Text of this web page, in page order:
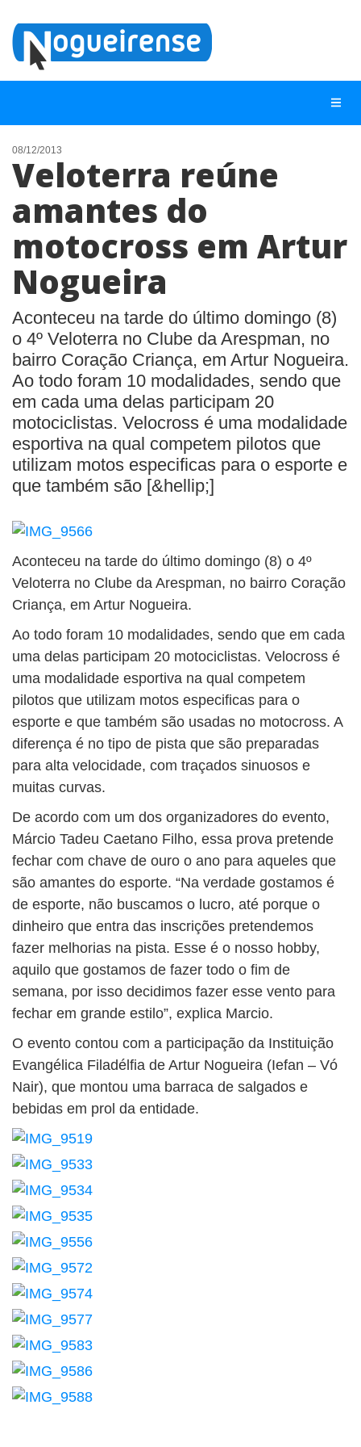
NOTÍCIAS
LISTA DIGITAL
TELEFONES ÚTEIS
CONTATO
ANUNCIE
BUSCAR
08/12/2013
Veloterra reúne
amantes do
motocross em Artur
Nogueira
Aconteceu na tarde do último domingo (8)
o 4º Veloterra no Clube da Arespman, no
bairro Coração Criança, em Artur Nogueira.
Ao todo foram 10 modalidades, sendo que
em cada uma delas participam 20
motociclistas. Velocross é uma modalidade
esportiva na qual competem pilotos que
utilizam motos especificas para o esporte e
que também são [&hellip;]
Aconteceu na tarde do último domingo (8) o 4º
Veloterra no Clube da Arespman, no bairro Coração
Criança, em Artur Nogueira.
Ao todo foram 10 modalidades, sendo que em cada
uma delas participam 20 motociclistas. Velocross é
uma modalidade esportiva na qual competem
pilotos que utilizam motos especificas para o
esporte e que também são usadas no motocross. A
diferença é no tipo de pista que são preparadas
para alta velocidade, com traçados sinuosos e
muitas curvas.
De acordo com um dos organizadores do evento,
Márcio Tadeu Caetano Filho, essa prova pretende
fechar com chave de ouro o ano para aqueles que
são amantes do esporte. “Na verdade gostamos é
de esporte, não buscamos o lucro, até porque o
dinheiro que entra das inscrições pretendemos
fazer melhorias na pista. Esse é o nosso hobby,
aquilo que gostamos de fazer todo o fim de
semana, por isso decidimos fazer esse vento para
fechar em grande estilo”, explica Marcio.
O evento contou com a participação da Instituição
Evangélica Filadélfia de Artur Nogueira (Iefan – Vó
Nair), que montou uma barraca de salgados e
bebidas em prol da entidade.